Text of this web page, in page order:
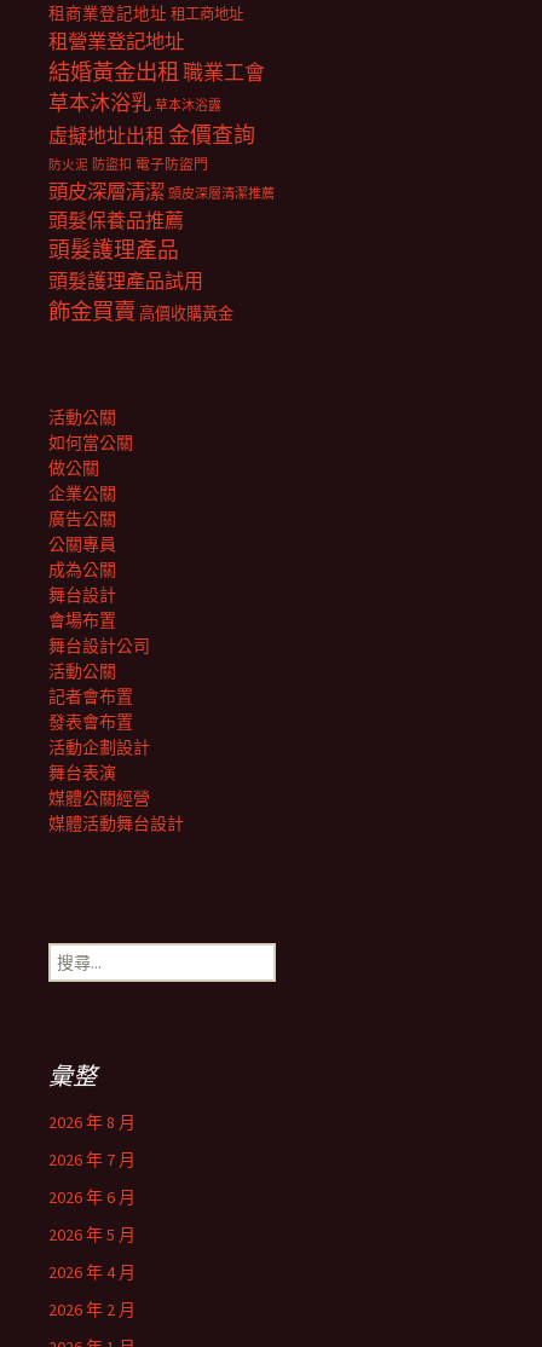
租商業登記地址 租工商地址
租營業登記地址
結婚黃金出租職業工會
草本沐浴乳 草本沐浴露
虛擬地址出租 金價查詢
防火泥 防盜扣 電子防盜門
頭皮深層清潔 頭皮深層清潔推薦
頭髮保養品推薦
頭髮護理產品
頭髮護理產品試用
飾金買賣 高價收購黃金
活動公關
如何當公關
做公關
企業公關
廣告公關
公關專員
成為公關
舞台設計
會場布置
舞台設計公司
活動公關
記者會布置
發表會布置
活動企劃設計
舞台表演
媒體公關經營
媒體活動舞台設計
搜
尋
彙整
2026 年 8 月
2026 年 7 月
2026 年 6 月
2026 年 5 月
2026 年 4 月
2026 年 2 月